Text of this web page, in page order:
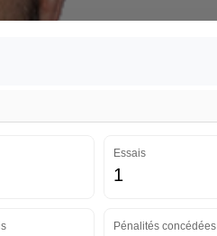
Essais
1
Pénalités concédées